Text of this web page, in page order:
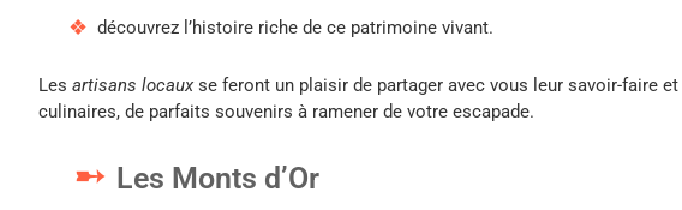
découvrez l’histoire riche de ce patrimoine vivant.
Les artisans locaux se feront un plaisir de partager avec vous leur savoir-faire
culinaires, de parfaits souvenirs à ramener de votre escapade.
Les Monts d’Or